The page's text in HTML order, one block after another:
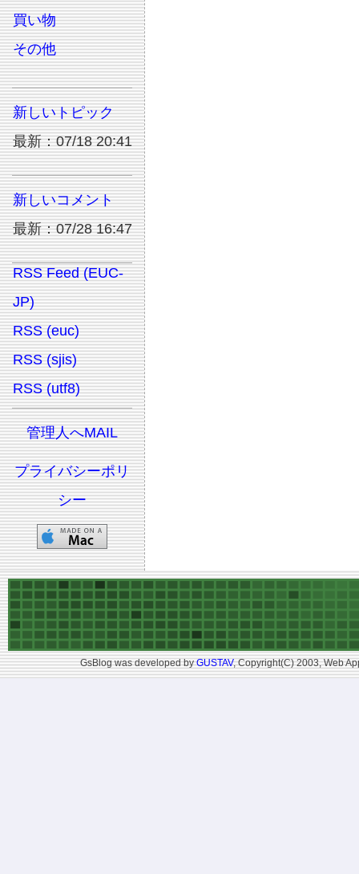
買い物
その他
新しいトピック
最新：07/18 20:41
新しいコメント
最新：07/28 16:47
RSS Feed (EUC-
JP)
RSS (euc)
RSS (sjis)
RSS (utf8)
管理人へMAIL
プライバシーポリ
シー
GsBlog was developed byGUSTAV, Copyright(C) 2003, Web